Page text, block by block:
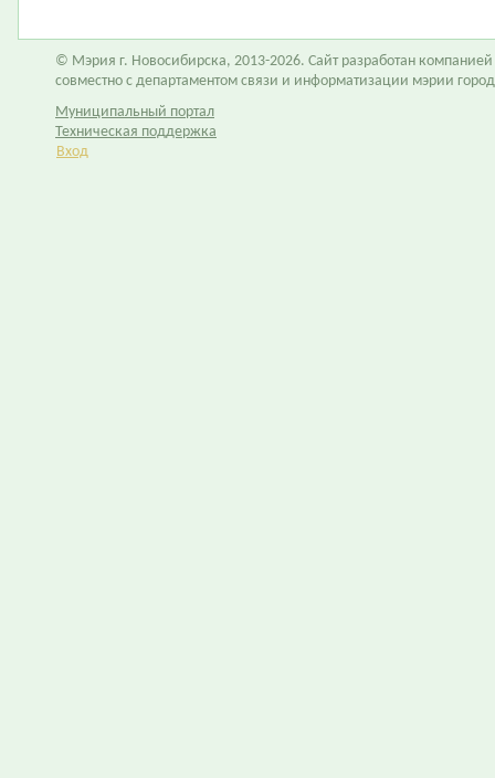
© Мэрия г. Новосибирска, 2013-2026. Сайт разработан компанией
совместно с департаментом связи и информатизации мэрии
Муниципальный портал
Техническая поддержка
Вход